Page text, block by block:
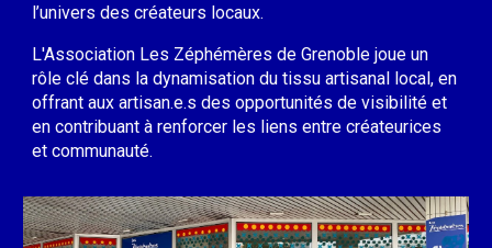
l’univers des créateurs locaux.
L'Association Les Zéphémères de Grenoble joue un
rôle clé dans la dynamisation du tissu artisanal local, en
offrant aux artisan.e.s des opportunités de visibilité et
en contribuant à renforcer les liens entre créateurices
et communauté.